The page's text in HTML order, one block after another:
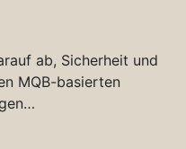
ab, Sicherheit und
MQB-basierten